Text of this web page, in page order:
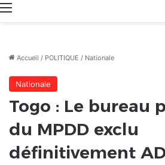
Menu
Accueil / POLITIQUE / Nationale
Nationale
Togo : Le bureau
du MPDD exclu
définitivement